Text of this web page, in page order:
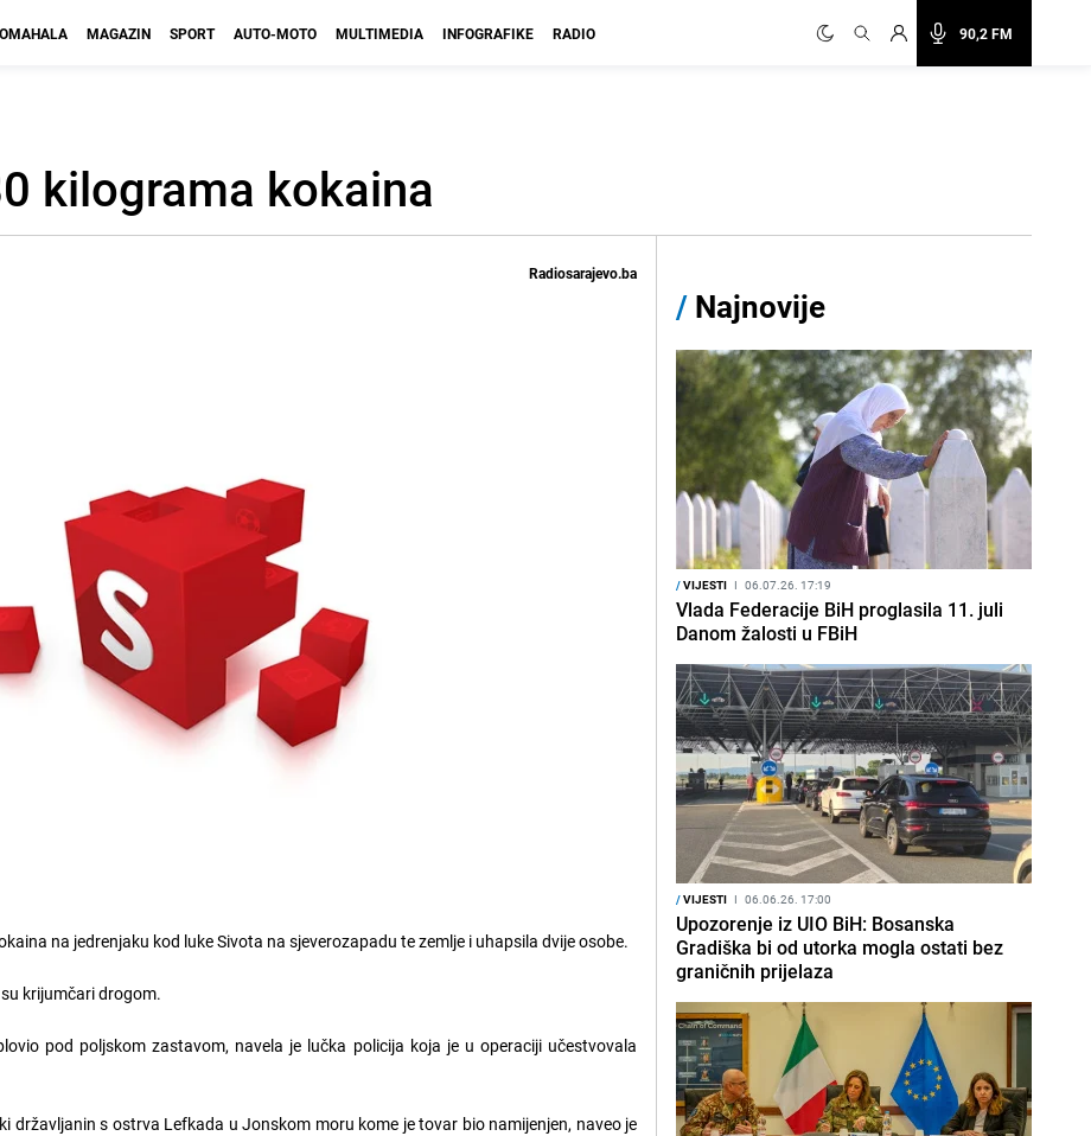
90,2 FM
MAGAZIN SPORT AUTO-MOTO MULTIMEDIA INFOGRAFIKE RADIO
kilograma kokaina
Radiosarajevo.ba
na jedrenjaku kod luke Sivota na sjeverozapadu te zemlje i uhapsila dvije osobe.
krijumčari drogom.
pod poljskom zastavom, navela je lučka policija koja je u operaciji učestvovala
državljanin s ostrva Lefkada u Jonskom moru kome je tovar bio namijenjen, naveo je
/ Najnovije
/VIJESTI I 06.07.26. 17:19
Vlada Federacije BiH proglasila 11. juli
Danom žalosti u FBiH
/VIJESTI I 06.06.26. 17:00
Upozorenje iz UIO BiH: Bosanska
Gradiška bi od utorka mogla ostati bez
graničnih prijelaza